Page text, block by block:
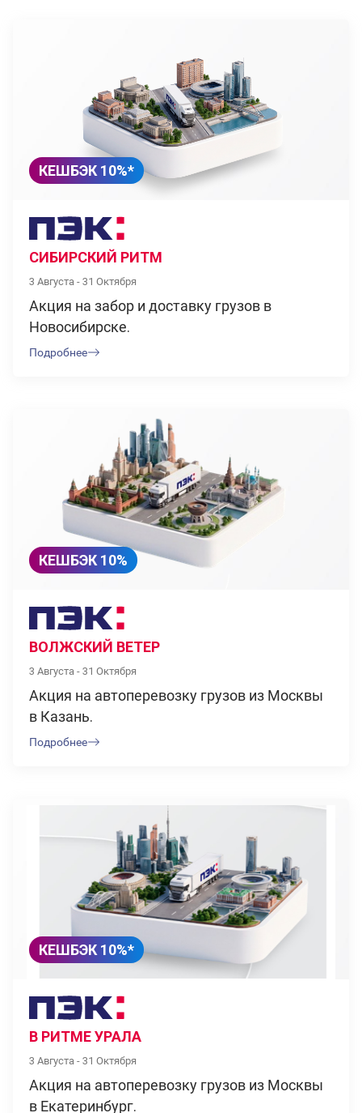
КЕШБЭК 10%*
СИБИРСКИЙ РИТМ
3 Августа - 31 Октября
Акция на забор и доставку грузов в
Новосибирске.
Подробнее
КЕШБЭК 10%
ВОЛЖСКИЙ ВЕТЕР
3 Августа - 31 Октября
Акция на автоперевозку грузов из Москвы
в Казань.
Подробнее
КЕШБЭК 10%*
В РИТМЕ УРАЛА
3 Августа - 31 Октября
Акция на автоперевозку грузов из Москвы
в Екатеринбург.